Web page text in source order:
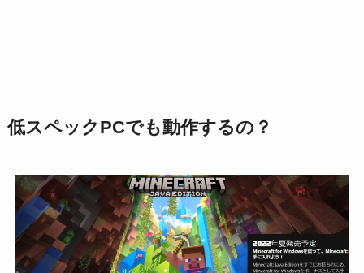
低スペックPCでも動作するの？